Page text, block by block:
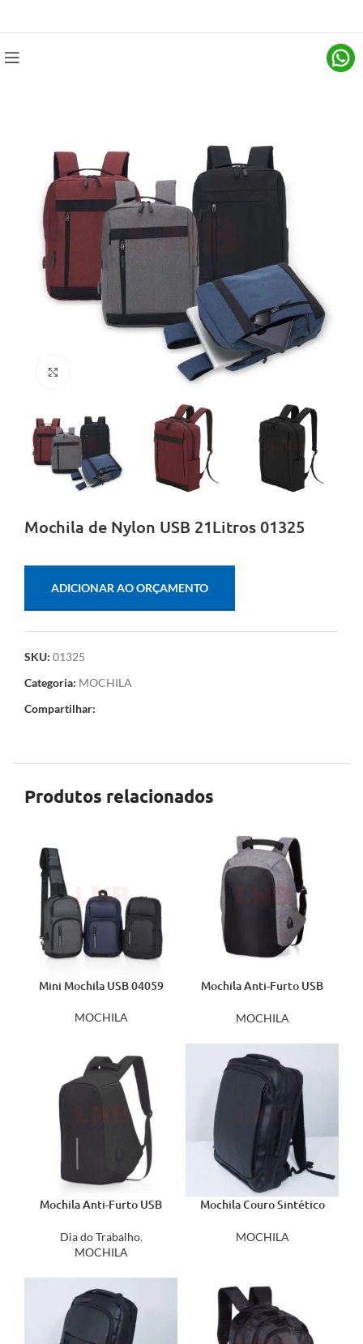
Mochila de Nylon USB 21Litros 01325
ADICIONAR AO ORÇAMENTO
SKU: 01325
Categoria: MOCHILA
Compartilhar:
Produtos relacionados
Mini Mochila USB 04059
MOCHILA
Mochila Anti-Furto USB
MOCHILA
Mochila Anti-Furto USB
Dia do Trabalho,
MOCHILA
Mochila Couro Sintético
MOCHILA